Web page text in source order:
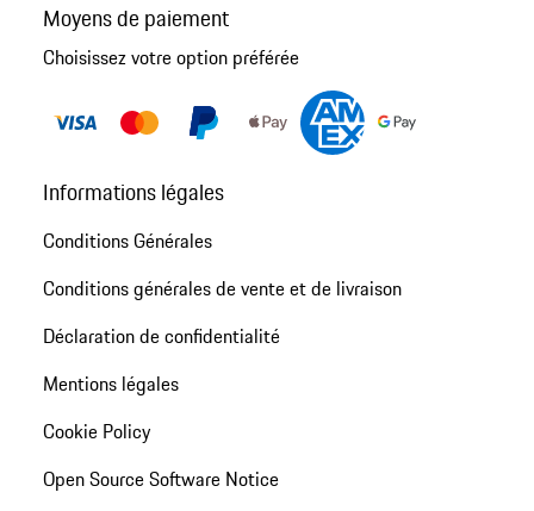
Moyens de paiement
Choisissez votre option préférée
Informations légales
Conditions Générales
Conditions générales de vente et de livraison
Déclaration de confidentialité
Mentions légales
Cookie Policy
Open Source Software Notice